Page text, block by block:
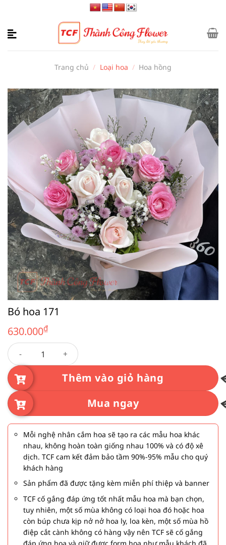
nội
Trang chủ / Loại hoa / Hoa hồng
Bó hoa 171
630.000₫
Bó hoa 171 số lượng
Thêm vào giỏ hàng
Mua ngay
Mỗi nghệ nhân cắm hoa sẽ tạo ra các mẫu hoa khác
nhau, không hoàn toàn giống nhau 100% và có độ xê
dịch. TCF cam kết đảm bảo tầm 90%-95% mẫu cho quý
khách hàng
Sản phẩm đã được tặng kèm miễn phí thiệp và banner
TCF cố gắng đáp ứng tốt nhất mẫu hoa mà bạn chọn,
tuy nhiên, một số mùa không có loại hoa đó hoặc hoa
còn búp chưa kịp nở nở hoa ly, loa kèn, một số mùa hồ
điệp cắt cành không có hàng vậy nên TCF sẽ cố gắng